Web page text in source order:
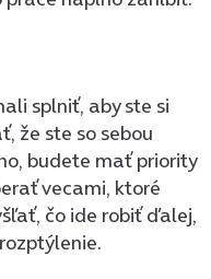
splniť, aby ste si
že ste so sebou
budete mať priority
vecami, ktoré
čo ide robiť ďalej,